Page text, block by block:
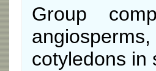
Group
cotyledons in